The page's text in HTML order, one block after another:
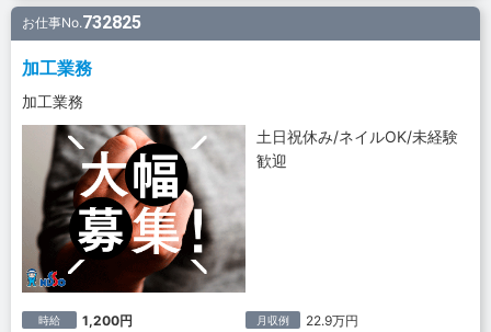
お仕事No.732825
加工業務
加工業務
土日祝休み/ネイルOK/未経験
歓迎
時給 1,200円 月収例 22.9万円